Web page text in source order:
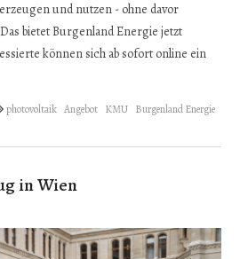
und nutzen - ohne davor
bietet Burgenland Energie jetzt
können sich ab sofort online ein
photovoltaik Angebot KMU Burgenland Energie
in Wien